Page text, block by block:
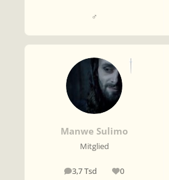
♂
Manwe Sulimo
Mitglied
3,7 Tsd
Beiträge 0
Reputation